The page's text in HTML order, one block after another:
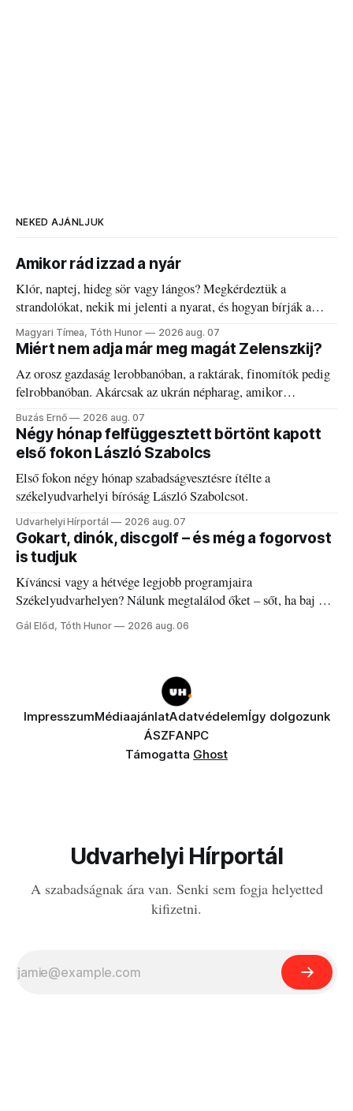
NEKED AJÁNLJUK
Amikor rád izzad a nyár
Klór, naptej, hideg sör vagy lángos? Megkérdeztük a
strandolókat, nekik mi jelenti a nyarat, és hogyan bírják a
kánikulát.
Magyari Tímea, Tóth Hunor 2026 aug. 07
Miért nem adja már meg magát Zelenszkij?
Az orosz gazdaság lerobbanóban, a raktárak, finomítók pedig
felrobbanóban. Akárcsak az ukrán népharag, amikor
elégedetlen vezetőivel.
Buzás Ernő 2026 aug. 07
Négy hónap felfüggesztett börtönt kapott
első fokon László Szabolcs
Első fokon négy hónap szabadságvesztésre ítélte a
székelyudvarhelyi bíróság László Szabolcsot.
Udvarhelyi Hírportál 2026 aug. 07
Gokart, dinók, discgolf – és még a fogorvost
is tudjuk
Kíváncsi vagy a hétvége legjobb programjaira
Székelyudvarhelyen? Nálunk megtalálod őket – sőt, ha baj van
a fogaddal, a fogorvosi ügyeletet is!
Gál Előd, Tóth Hunor 2026 aug. 06
ImpresszumMédiaajánlatAdatvédelemÍgy dolgozunk
ÁSZFANPC
Támogatta Ghost
Udvarhelyi Hírportál
A szabadságnak ára van. Senki sem fogja helyetted
kifizetni.